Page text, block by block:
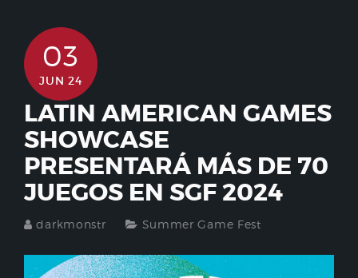
03
JUN 24
LATIN AMERICAN GAMES
SHOWCASE
PRESENTARÁ MÁS DE 70
JUEGOS EN SGF 2024
darkmonstr Summer Game Fest